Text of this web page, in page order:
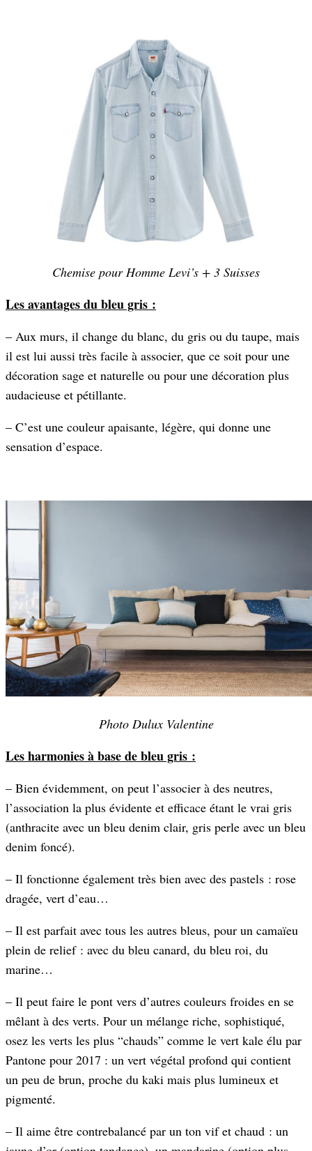
Chemise pour Homme Levi’s + 3 Suisses
Les avantages du bleu gris :
– Aux murs, il change du blanc, du gris ou du taupe, mais
il est lui aussi très facile à associer, que ce soit pour une
décoration sage et naturelle ou pour une décoration plus
audacieuse et pétillante.
– C’est une couleur apaisante, légère, qui donne une
sensation d’espace.
Photo Dulux Valentine
Les harmonies à base de bleu gris :
– Bien évidemment, on peut l’associer à des neutres,
l’association la plus évidente et efficace étant le vrai gris
(anthracite avec un bleu denim clair, gris perle avec un bleu
denim foncé).
– Il fonctionne également très bien avec des pastels : rose
dragée, vert d’eau…
– Il est parfait avec tous les autres bleus, pour un camaïeu
plein de relief : avec du bleu canard, du bleu roi, du
marine…
– Il peut faire le pont vers d’autres couleurs froides en se
mêlant à des verts. Pour un mélange riche, sophistiqué,
osez les verts les plus “chauds” comme le vert kale élu par
Pantone pour 2017 : un vert végétal profond qui contient
un peu de brun, proche du kaki mais plus lumineux et
pigmenté.
– Il aime être contrebalancé par un ton vif et chaud : un